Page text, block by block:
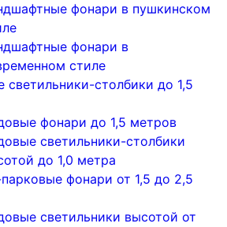
фонари в пушкинском
фонари в
стиле
светильники-столбики до 1,5
фонари до 1,5 метров
светильники-столбики
до 1,0 метра
фонари от 1,5 до 2,5
светильники высотой от